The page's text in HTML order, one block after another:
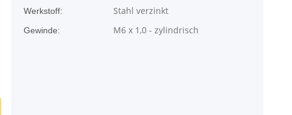
Werkstoff: Stahl verzinkt
Gewinde: M6 x 1,0 - zylindrisch